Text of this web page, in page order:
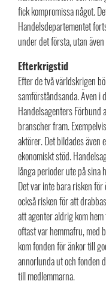
fick kompromissa något.
Handelsdepartementet
under det första, utan
Efterkrigstid
Efter de två världskrigen
samförståndsanda. Även i
Handelsagenters Förbund
branscher fram.
aktörer. Det bildades även
ekonomiskt stöd.
långa perioder ute på sina
Det var inte bara risken
också risken för att
att agenter aldrig kom
oftast var hemmafru, med
kom fonden för änkor till
annorlunda ut och fonden
till medlemmarna.